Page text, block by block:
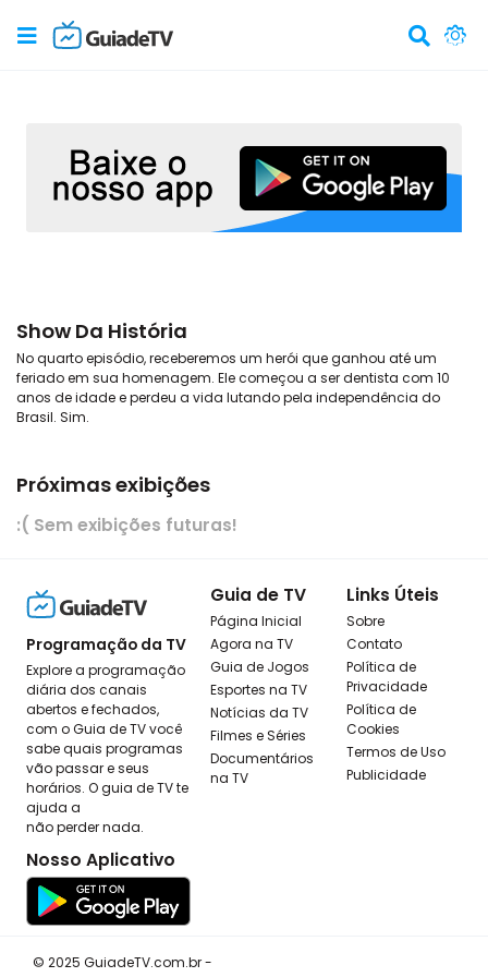
Show Da História
No quarto episódio, receberemos um herói que ganhou até um
feriado em sua homenagem. Ele começou a ser dentista com 10
anos de idade e perdeu a vida lutando pela independência do
Brasil. Sim.
Próximas exibições
:( Sem exibições futuras!
Programação da TV
Explore a programação
diária dos canais
abertos e fechados,
com o Guia de TV você
sabe quais programas
vão passar e seus
horários. O guia de TV te
ajuda a
não perder nada.
Nosso Aplicativo
Guia de TV
Página Inicial
Agora na TV
Guia de Jogos
Esportes na TV
Notícias da TV
Filmes e Séries
Documentários
na TV
Links Úteis
Sobre
Contato
Política de
Privacidade
Política de
Cookies
Termos de Uso
Publicidade
© 2025 GuiadeTV.com.br -